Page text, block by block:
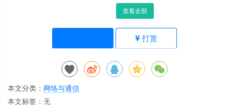
查看全部
打赏
本文分类： 网络与通信
本文标签：无